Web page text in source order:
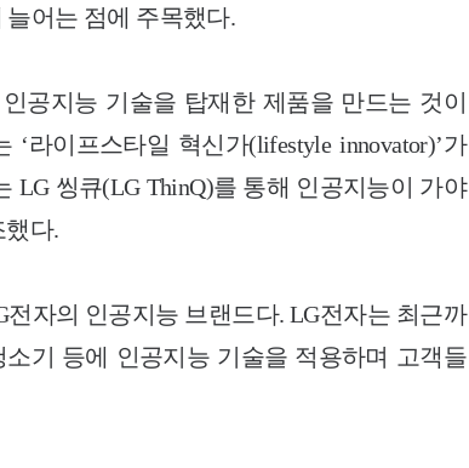
늘어는 점에 주목했다.
공지능 기술을 탑재한 제품을 만드는 것 이
‘라이프스타일 혁신가(lifestyleinnovator)’가
LG 씽큐(LG ThinQ)를 통해 인공지능이 가야
했다.
전자의 인공지능 브랜드다. LG전자는 최 근까
기 등에 인공지능 기술을 적용하며 고객들